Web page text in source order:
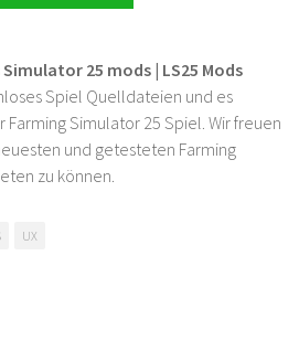
25 mods | LS25 Mods
Spiel Quelldateien und es
Simulator 25 Spiel. Wir freuen
und getesteten Farming
zu können.
UX